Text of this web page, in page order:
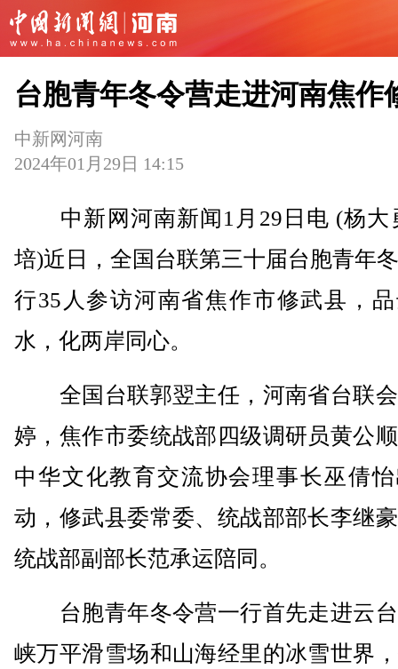
台胞青年冬令营走进河南焦作
中新网河南
2024年01月29日 14:15
中新网河南新闻1月29日电 (杨大
培)近日，全国台联第三十届台胞青年
行35人参访河南省焦作市修武县，
水，化两岸同心。
全国台联郭翌主任，河南省台联
婷，焦作市委统战部四级调研员黄公
中华文化教育交流协会理事长巫倩
动，修武县委常委、统战部部长李继
统战部副部长范承运陪同。
台胞青年冬令营一行首先走进云
峡万平滑雪场和山海经里的冰雪世界